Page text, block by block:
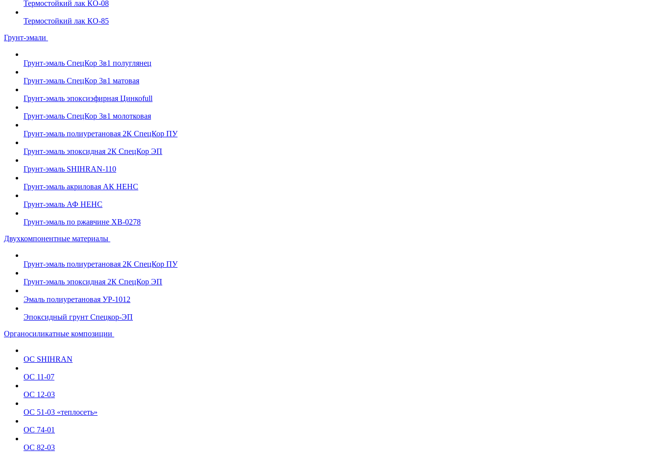
Термостойкий лак КО-08
Термостойкий лак КО-85
Грунт-эмали
Грунт-эмаль СпецКор 3в1 полуглянец
Грунт-эмаль СпецКор 3в1 матовая
Грунт-эмаль эпоксиэфирная Цинкоfull
Грунт-эмаль СпецКор 3в1 молотковая
Грунт-эмаль полиуретановая 2К СпецКор ПУ
Грунт-эмаль эпоксидная 2К СпецКор ЭП
Грунт-эмаль SHIHRAN-110
Грунт-эмаль акриловая АК НЕНС
Грунт-эмаль АФ НЕНС
Грунт-эмаль по ржавчине ХВ-0278
Двухкомпонентные материалы
Грунт-эмаль полиуретановая 2К СпецКор ПУ
Грунт-эмаль эпоксидная 2К СпецКор ЭП
Эмаль полиуретановая УР-1012
Эпоксидный грунт Спецкор-ЭП
Органосиликатные композиции
ОС SHIHRAN
ОС 11-07
ОС 12-03
ОС 51-03 «теплосеть»
ОС 74-01
ОС 82-03